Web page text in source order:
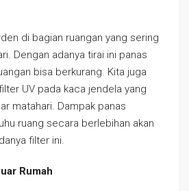
di bagian ruangan yang sering
Dengan adanya tirai ini panas
bisa berkurang. Kita juga
UV pada kaca jendela yang
matahari. Dampak panas
ruang secara berlebihan akan
filter ini.
Rumah